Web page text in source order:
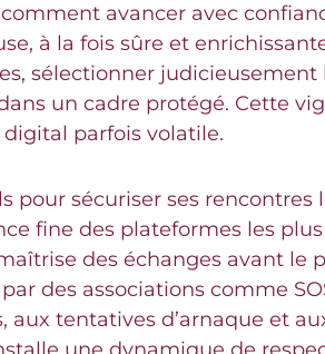
avancer avec
à la fois sûre et
sélectionner
un cadre protégé. Cette
parfois volatile.
pour sécuriser ses
fine des plateformes les
des échanges avant le
des associations comme
aux tentatives d’arnaque et